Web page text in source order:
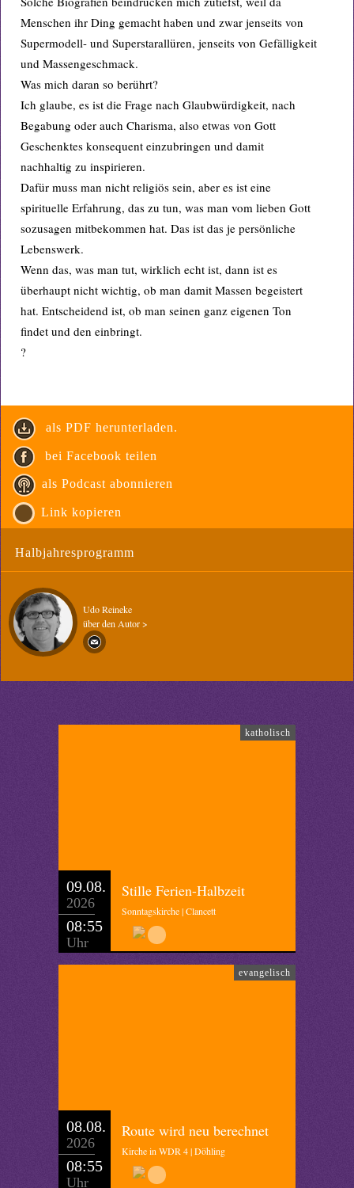
Menschen ihr Ding gemacht haben und zwar jenseits von
Supermodell- und Superstarallüren, jenseits von Gefälligkeit
und Massengeschmack.
Was mich daran so berührt?
Ich glaube, es ist die Frage nach Glaubwürdigkeit, nach
Begabung oder auch Charisma, also etwas von Gott
Geschenktes konsequent einzubringen und damit
nachhaltig zu inspirieren.
Dafür muss man nicht religiös sein, aber es ist eine
spirituelle Erfahrung, das zu tun, was man vom lieben Gott
sozusagen mitbekommen hat. Das ist das je persönliche
Lebenswerk.
Wenn das, was man tut, wirklich echt ist, dann ist es
überhaupt nicht wichtig, ob man damit Massen begeistert
hat. Entscheidend ist, ob man seinen ganz eigenen Ton
findet und den einbringt.
?
als PDF herunterladen.
bei Facebook teilen
als Podcast abonnieren
Link kopieren
Halbjahresprogramm
Udo Reineke
über den Autor >
katholisch
09.08.
2026
08:55
Uhr
Stille Ferien-Halbzeit
Sonntagskirche | Clancett
evangelisch
08.08.
2026
08:55
Uhr
Route wird neu berechnet
Kirche in WDR 4 | Döhling